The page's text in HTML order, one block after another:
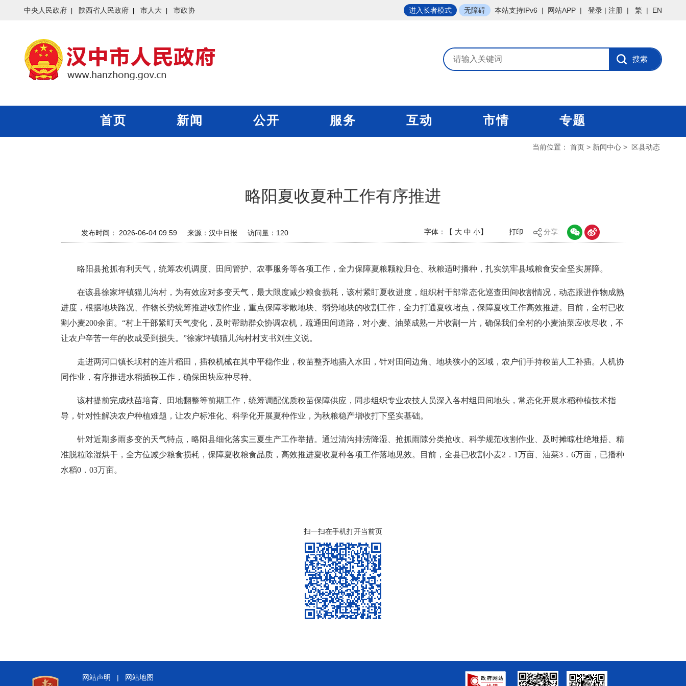
中央人民政府 陕西省人民政府 市人大 市政协 进入长者模式 无障碍 本站支持IPv6 | 网站APP | 登录 | 注册 | 繁 | EN
首页 新闻 公开 服务 互动 市情 专题
当前位置： 首页 > 新闻中心 > 区县动态
略阳夏收夏种工作有序推进
发布时间： 2026-06-04 09:59 来源： 汉中日报 访问量： 120 字体：【 大 中 小】 打印 分享:
略阳县抢抓有利天气，统筹农机调度、田间管护、农事服务等各项工作，全力保障夏粮颗粒归仓、秋粮适时播种，扎实筑牢县域粮食安全坚实屏障。
在该县徐家坪镇猫儿沟村，为有效应对多变天气，最大限度减少粮食损耗，该村紧盯夏收进度，组织村干部常态化巡查田间收割情况，动态跟进作物成熟
进度，根据地块路况、作物长势统筹推进收割作业，重点保障零散地块、弱势地块的收割工作，全力打通夏收堵点，保障夏收工作高效推进。目前，全村已收
割小麦200余亩。“村上干部紧盯天气变化，及时帮助群众协调农机，疏通田间道路，对小麦、油菜成熟一片收割一片，确保我们全村的小麦油菜应收尽收，不
让农户辛苦一年的收成受到损失。”徐家坪镇猫儿沟村村支书刘生义说。
走进两河口镇长坝村的连片稻田，插秧机械在其中平稳作业，秧苗整齐地插入水田，针对田间边角、地块狭小的区域，农户们手持秧苗人工补插。人机协
同作业，有序推进水稻插秧工作，确保田块应种尽种。
该村提前完成秧苗培育、田地翻整等前期工作，统筹调配优质秧苗保障供应，同步组织专业农技人员深入各村组田间地头，常态化开展水稻种植技术指
导，针对性解决农户种植难题，让农户标准化、科学化开展夏种作业，为秋粮稳产增收打下坚实基础。
针对近期多雨多变的天气特点，略阳县细化落实三夏生产工作举措。通过清沟排涝降湿、抢抓雨隙分类抢收、科学规范收割作业、及时摊晾杜绝堆捂、精
准脱粒除湿烘干，全方位减少粮食损耗，保障夏收粮食品质，高效推进夏收夏种各项工作落地见效。目前，全县已收割小麦2．1万亩、油菜3．6万亩，已播种
水稻0．03万亩。
扫一扫在手机打开当前页
网站声明 |
网站地图